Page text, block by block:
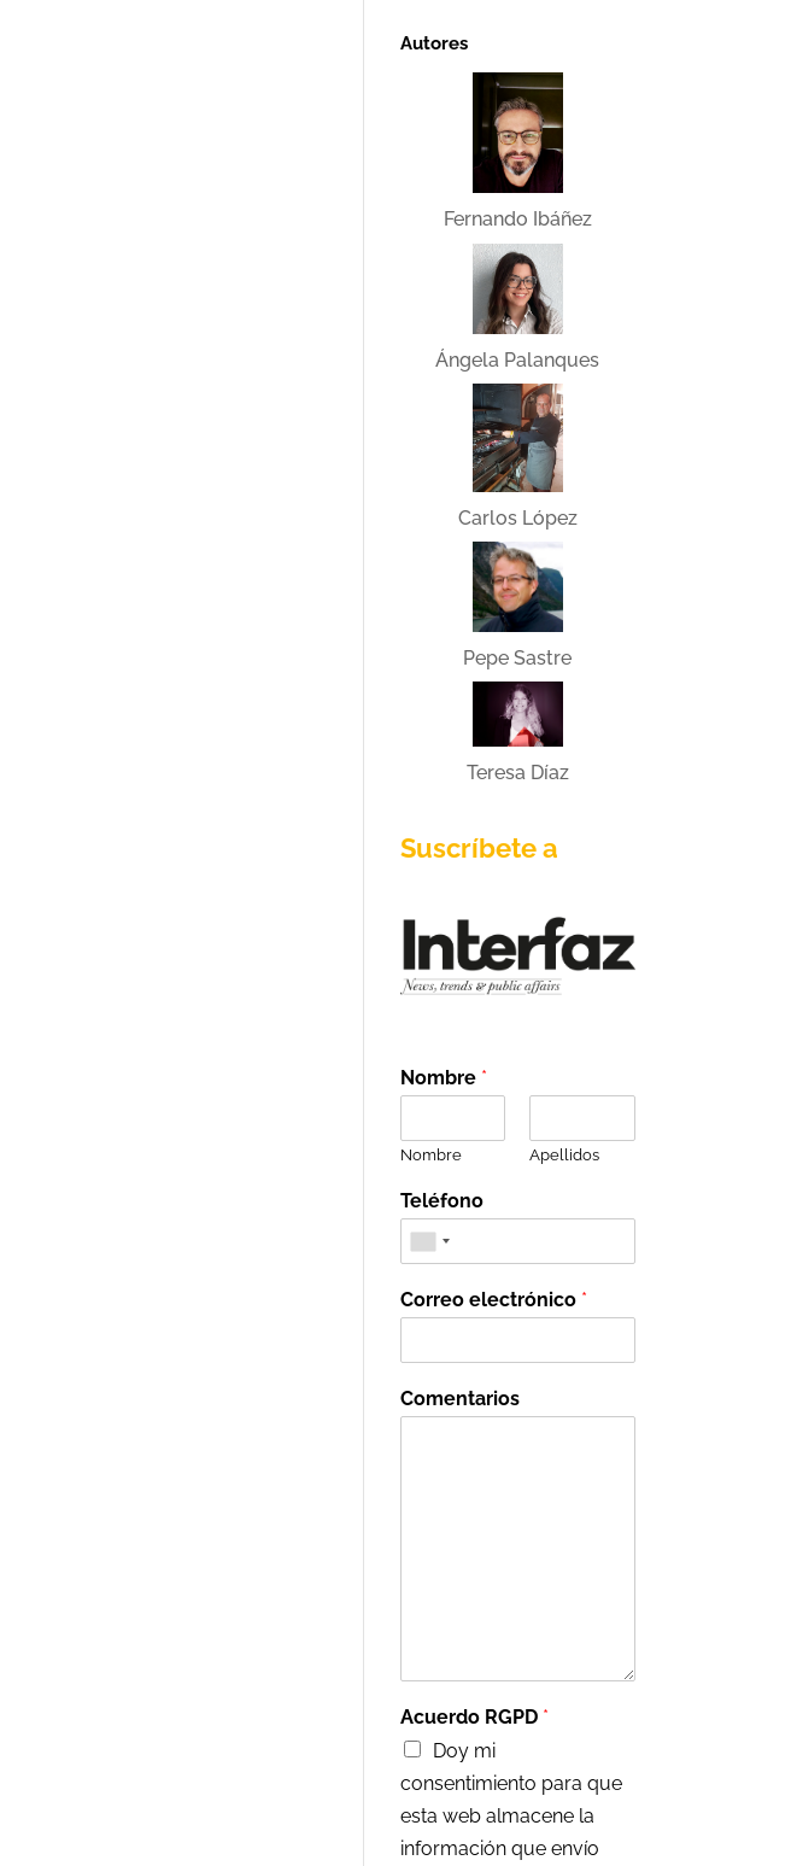
Autores
Fernando Ibáñez
Ángela Palanques
Carlos López
Pepe Sastre
Teresa Díaz
Suscríbete a
Nombre *
Nombre Apellidos
Teléfono
Correo electrónico *
Comentarios
Acuerdo RGPD *
Doy mi
consentimiento para que
esta web almacene la
información que envío